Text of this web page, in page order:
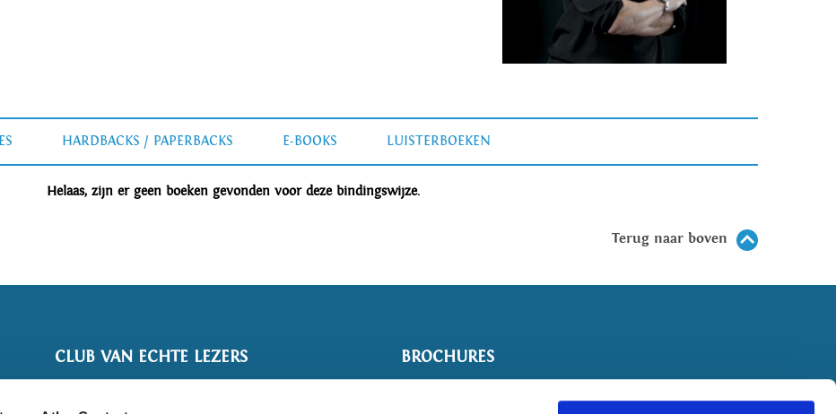
HARDBACKS / PAPERBACKS E-BOOKS LUISTERBOEKEN
Helaas, zijn er geen boeken gevonden voor deze bindingswijze.
Terug naar boven
CLUB VAN ECHTE LEZERS BROCHURES